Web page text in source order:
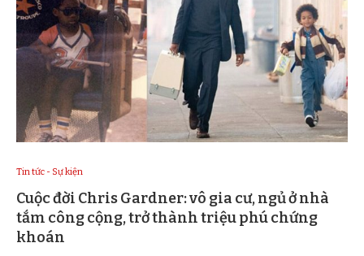
Tin tức - Sự kiện
Cuộc đời Chris Gardner: vô gia cư, ngủ ở nhà
tắm công cộng, trở thành triệu phú chứng
khoán